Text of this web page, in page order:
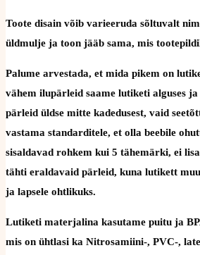
Toote disain võib varieeruda sõltuvalt
üldmulje ja toon jääb sama, mis
Palume arvestada, et mida pikem on
vähem ilupärleid saame lutiketi alguses
pärleid üldse mitte kadedusest, vaid
vastama standarditele, et olla beebile
sisaldavad rohkem kui 5 tähemärki, ei
tähti eraldavaid pärleid, kuna lutikett
ja lapsele ohtlikuks.
Lutiketi materjalina kasutame puitu ja
mis on ühtlasi ka Nitrosamiini-, PVC-,